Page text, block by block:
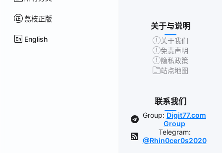
荔枝正版
English
关于与说明
关于我们
免责声明
隐私政策
站点地图
联系我们
Group: Digit77.com
Group
Telegram:
@Rhin0cer0s2020